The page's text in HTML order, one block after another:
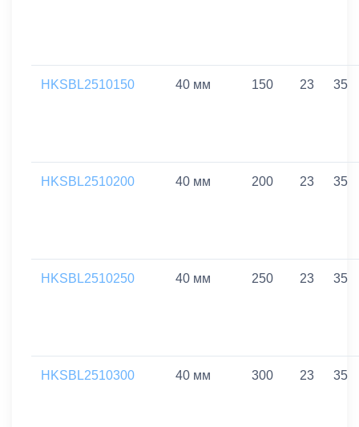
HKSBL2510150 40 мм 150 23 35
HKSBL2510200 40 мм 200 23 35
HKSBL2510250 40 мм 250 23 35
HKSBL2510300 40 мм 300 23 35